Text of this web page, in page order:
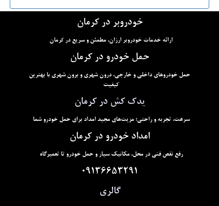
خودروبر در کرمان
ارائه خدمات خودروبر ارزان، مطمئن و سریع در کرمان
حمل خودرو در کرمان
حمل خودروهای داخلی و خارجی، درون شهری و برون شهری با بهترین
کیفیت
یدک کش در کرمان
سرعت، تجربه و راحتی؛ مزیت‌های مجید امداد برای حمل خودرو شما
امداد خودرو در کرمان
رفع نقص فنی در محل، مکانیک سیار و حمل خودرو تا تعمیرگاه
09136653291
گالری